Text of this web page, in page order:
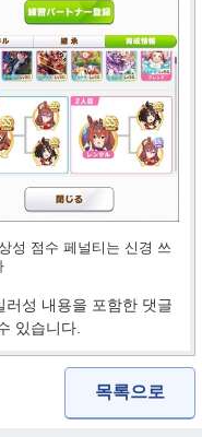
성 점수 페널티는 신경 쓰
성 내용을 포함한 댓글
있습니다.
목록으로